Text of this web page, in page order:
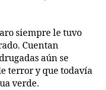
siempre le tuvo
Cuentan
aún se
terror y que todavía
verde.